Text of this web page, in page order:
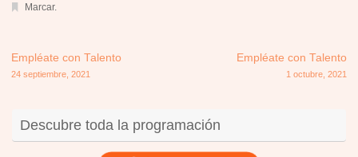
Marcar.
Empléate con Talento
24 septiembre, 2021
Empléate con Talento
1 octubre, 2021
Descubre toda la programación